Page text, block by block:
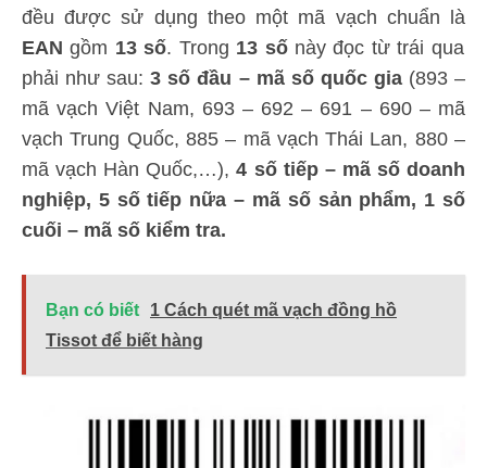
đều được sử dụng theo một mã vạch chuẩn là
EAN gồm 13 số. Trong 13 số này đọc từ trái qua
phải như sau: 3 số đầu – mã số quốc gia(893 –
mã vạch Việt Nam, 693 – 692 – 691 – 690 – mã
vạch Trung Quốc, 885 – mã vạch Thái Lan, 880 –
mã vạch Hàn Quốc,…),4 số tiếp – mã số doanh
nghiệp, 5 số tiếp nữa – mã số sản phẩm, 1 số
cuối – mã số kiểm tra.
Bạn có biết
1 Cách quét mã vạch đồng hồ
Tissot để biết hàng